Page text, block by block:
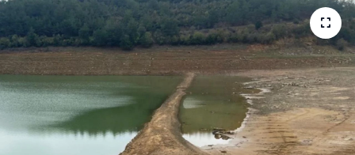
Ramazan
Resmi İlanlar
Rüya Tabirleri